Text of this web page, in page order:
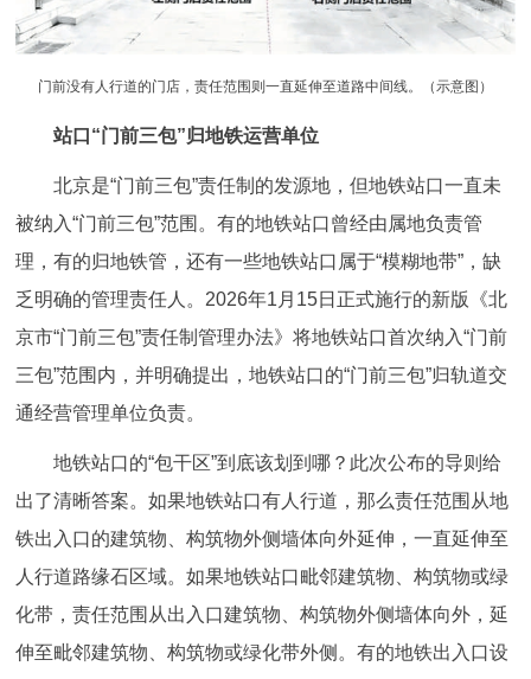
DEUTSCH FRANÇAIS РУССКИЙ ЯЗЫК
ITALIANO
回到顶部
门前没有人行道的门店，责任范围则一直延伸至道路中间线。（示意图）
站口“门前三包”归地铁运营单位
北京是“门前三包”责任制的发源地，但地铁站口一直未
被纳入“门前三包”范围。有的地铁站口曾经由属地负责管
理，有的归地铁管，还有一些地铁站口属于“模糊地带”，缺
乏明确的管理责任人。2026年1月15日正式施行的新版《北
京市“门前三包”责任制管理办法》将地铁站口首次纳入“门前
三包”范围内，并明确提出，地铁站口的“门前三包”归轨道交
通经营管理单位负责。
地铁站口的“包干区”到底该划到哪？此次公布的导则给
出了清晰答案。如果地铁站口有人行道，那么责任范围从地
铁出入口的建筑物、构筑物外侧墙体向外延伸，一直延伸至
人行道路缘石区域。如果地铁站口毗邻建筑物、构筑物或绿
化带，责任范围从出入口建筑物、构筑物外侧墙体向外，延
伸至毗邻建筑物、构筑物或绿化带外侧。有的地铁出入口设